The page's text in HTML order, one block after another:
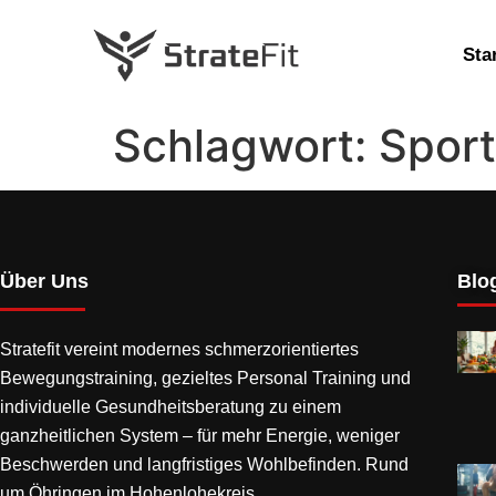
Schlagwort:
Über Uns
Stratefit vereint modernes schmerzorientiertes
Bewegungstraining, gezieltes Personal Training und
individuelle Gesundheitsberatung zu einem
ganzheitlichen System – für mehr Energie, weniger
Beschwerden und langfristiges Wohlbefinden. Rund